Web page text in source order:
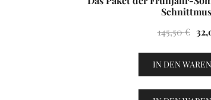
145,50€
IN DEN